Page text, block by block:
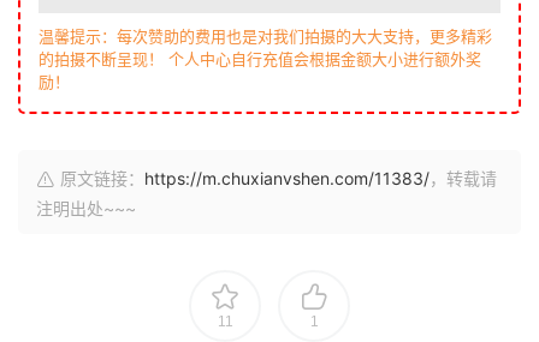
温馨提示：每次赞助的费用也是对我们拍摄的大大支持，更多精彩
的拍摄不断呈现！ 个人中心自行充值会根据金额大小进行额外奖
励！
原文链接： https://m.chuxianvshen.com/11383/，转载请
注明出处~~~
11 1